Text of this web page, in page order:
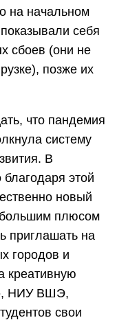
на начальном
себя
сбоев (они не
позже их
что пандемия
систему
В
благодаря этой
новый
большим плюсом
приглашать на
городов и
креативную
НИУ ВШЭ,
свои